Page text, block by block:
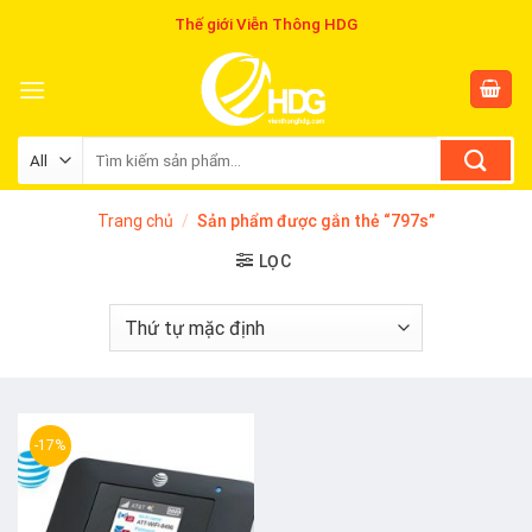
Thế giới Viễn Thông HDG
Trang chủ / Sản phẩm được gắn thẻ “797s”
LỌC
-17%